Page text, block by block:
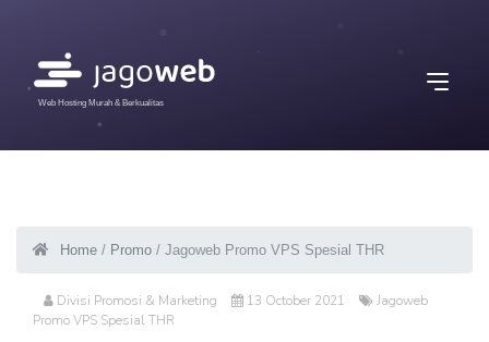
Web Hosting Murah & Berkualitas
Home / Promo / Jagoweb Promo VPS Spesial THR
Divisi Promosi & Marketing 13 October 2021
Jagoweb
Promo VPS Spesial THR